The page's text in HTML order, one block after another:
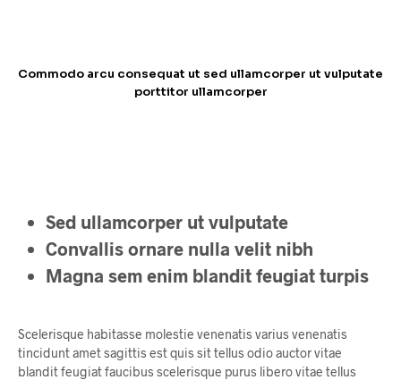
Commodo arcu consequat ut sed ullamcorper ut vulputate
porttitor ullamcorper
Sed ullamcorper ut vulputate
Convallis ornare nulla velit nibh
Magna sem enim blandit feugiat turpis
Scelerisque habitasse molestie venenatis varius venenatis
tincidunt amet sagittis est quis sit tellus odio auctor vitae
blandit feugiat faucibus scelerisque purus libero vitae tellus